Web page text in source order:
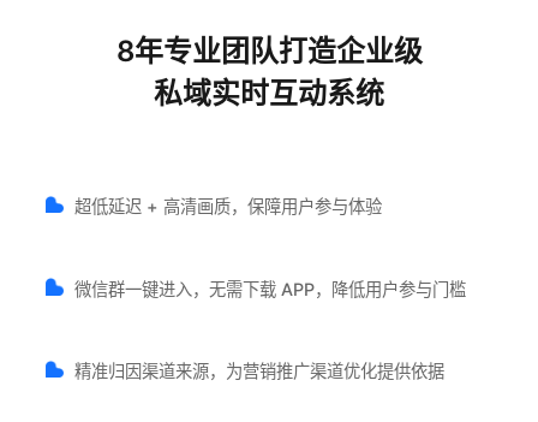
8年专业团队打造企业级
私域实时互动系统
超低延迟 + 高清画质，保障用户参与体验
微信群一键进入，无需下载 APP，降低用户参与门槛
精准归因渠道来源，为营销推广渠道优化提供依据